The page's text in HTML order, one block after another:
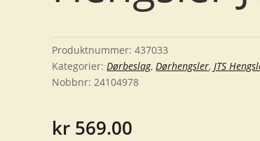
Produktnummer:437033
Kategorier: Dørbeslag, Dørhengsler, JTS
Nobbnr: 24104978
kr 569.00